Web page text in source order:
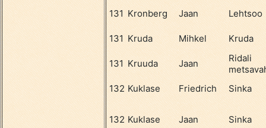
131 Kronberg Jaan Lehtsoo
131 Kruda Mihkel Kruda
131 Kruuda Jaan
Ridali
132 Kuklase Friedrich Sinka
132 Kuklase Jaan Sinka